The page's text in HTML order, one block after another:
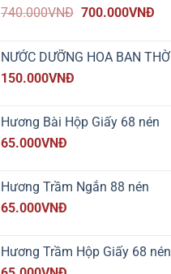
740.000VNĐ 700.000VNĐ
NƯỚC DƯỠNG HOA BAN THỜ
150.000VNĐ
Hương Bài Hộp Giấy 68 nén
65.000VNĐ
Hương Trầm Ngắn 88 nén
65.000VNĐ
Hương Trầm Hộp Giấy 68 nén